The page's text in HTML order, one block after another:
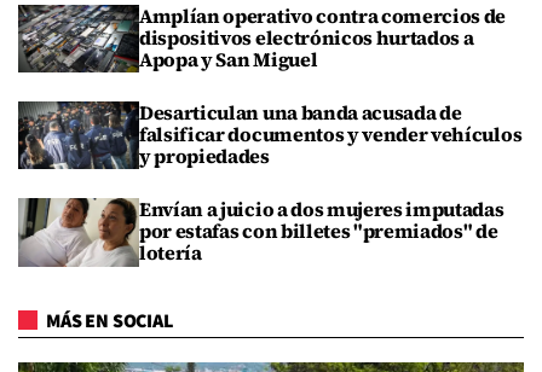
Amplían operativo contra comercios de
dispositivos electrónicos hurtados a
Apopa y San Miguel
Desarticulan una banda acusada de
falsificar documentos y vender vehículos
y propiedades
Envían a juicio a dos mujeres imputadas
por estafas con billetes "premiados" de
lotería
MÁS EN SOCIAL